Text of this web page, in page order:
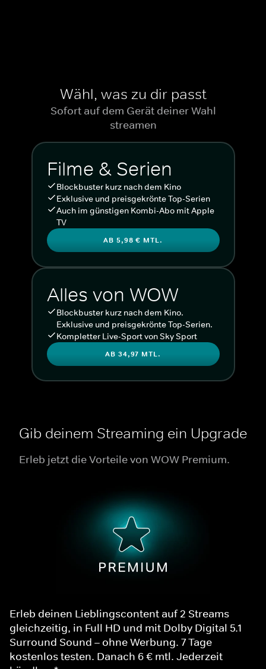
Wähl, was zu dir passt
Sofort auf dem Gerät deiner Wahl
streamen
Filme & Serien
Blockbuster kurz nach dem Kino
Exklusive und preisgekrönte Top-Serien
Auch im günstigen Kombi-Abo mit Apple
TV
AB 5,98 € MTL.
Alles von WOW
Blockbuster kurz nach dem Kino.
Exklusive und preisgekrönte Top-Serien.
Kompletter Live-Sport von Sky Sport
AB 34,97 MTL.
Gib deinem Streaming ein Upgrade
Erleb jetzt die Vorteile von WOW Premium.
Erleb deinen Lieblingscontent auf 2 Streams
gleichzeitig, in Full HD und mit Dolby Digital 5.1
Surround Sound – ohne Werbung. 7 Tage
kostenlos testen. Danach 6 € mtl. Jederzeit